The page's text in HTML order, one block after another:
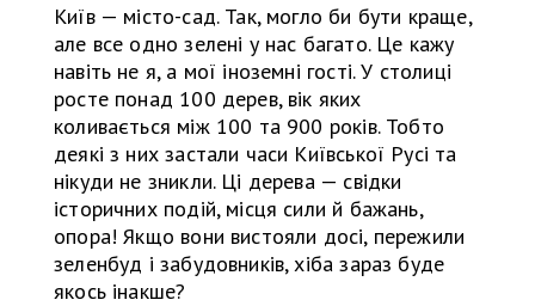
Київ — місто-сад. Так, могло би бути краще,
але все одно зелені у нас багато. Це кажу
навіть не я, а мої іноземні гості. У столиці
росте понад 100 дерев, вік яких
коливається між 100 та 900 років. Тобто
деякі з них застали часи Київської Русі та
нікуди не зникли. Ці дерева — свідки
історичних подій, місця сили й бажань,
опора! Якщо вони вистояли досі, пережили
зеленбуд і забудовників, хіба зараз буде
якось інакше?